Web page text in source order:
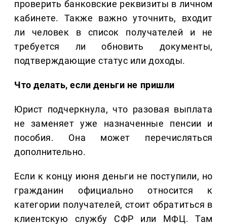
проверить банковские реквизиты в личном
кабинете. Также важно уточнить, входит
ли человек в список получателей и не
требуется ли обновить документы,
подтверждающие статус или доходы.
Что делать, если деньги не пришли
Юрист подчеркнула, что разовая выплата
не заменяет уже назначенные пенсии и
пособия. Она может перечисляться
дополнительно.
Если к концу июня деньги не поступили, но
гражданин официально относится к
категории получателей, стоит обратиться в
клиентскую службу СФР или МФЦ. Там